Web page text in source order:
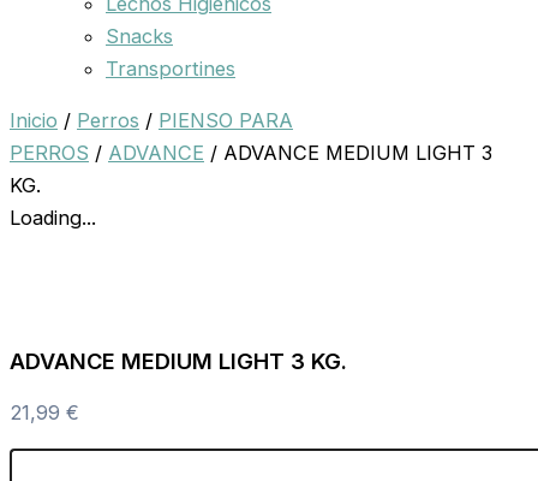
Snacks
Transportines
Inicio / Perros / PIENSO PARA
PERROS / ADVANCE / ADVANCE MEDIUM LIGHT 3
KG.
Loading...
ADVANCE MEDIUM LIGHT 3 KG.
21,99 €